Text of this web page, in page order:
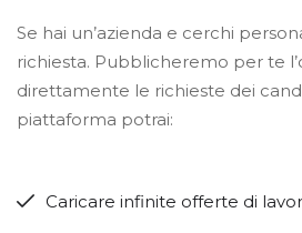
Se hai un’azienda e cerchi
richiesta. Pubblicheremo per te
direttamente le richieste dei
piattaforma potrai:
Caricare infinite offerte di